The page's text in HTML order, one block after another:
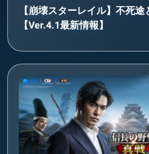
【崩壊スターレイル】不死
【Ver.4.1最新情報】